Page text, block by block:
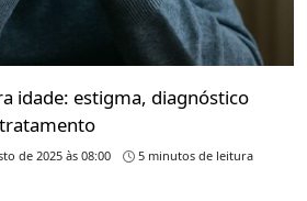
idade: estigma, diagnóstico
de 2025 às 08:00 5 minutos de leitura